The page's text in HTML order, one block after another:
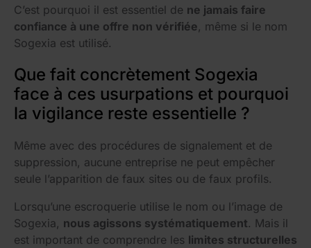
C’est pourquoi il est essentiel de ne jamais faire
confiance à une offre non vérifiée, même si le nom
Sogexia est utilisé.
Que fait concrètement Sogexia
face à ces usurpations et pourquoi
la vigilance reste essentielle ?
Même avec des procédures de signalement et de
suppression, aucune entreprise ne peut empêcher
seule l’apparition de faux sites ou de faux profils.
Lorsqu’une escroquerie utilise le nom ou l’image de
Sogexia, nous agissons systématiquement. Mais il
est important de comprendre les limites structurelles